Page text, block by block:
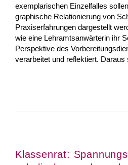
exemplarischen Einzelfalles
graphische Relationierung von
Praxiserfahrungen dargestellt
wie eine Lehramtsanwärterin ihr
Perspektive des
verarbeitet und reflektiert. Daraus
Klassenrat: